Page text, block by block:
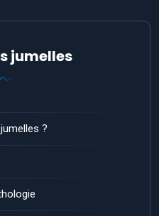
jumelles
?